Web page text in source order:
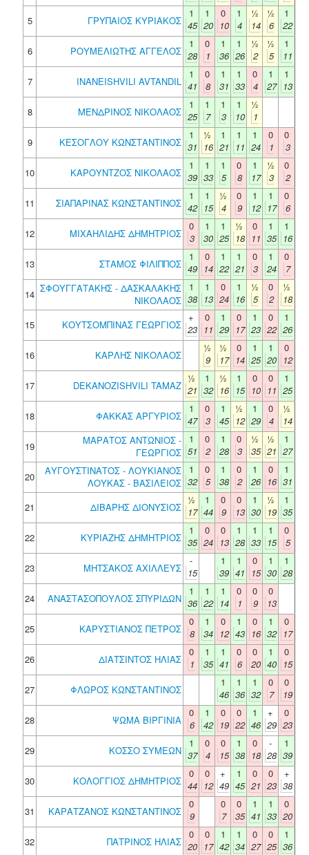
5
ΓΡΥΠΑΙΟΣ ΚΥΡΙΑΚΟΣ
1
45
1
20
0
10
1
4
½
14
½
6
1
22
6
ΡΟΥΜΕΛΙΩΤΗΣ ΑΓΓΕΛΟΣ
1
28
0
1
1
36
1
26
½
2
½
5
1
11
7
INANEISHVILI AVTANDIL
1
41
0
8
1
31
1
33
0
4
1
27
1
13
8
ΜΕΝΔΡΙΝΟΣ ΝΙΚΟΛΑΟΣ
1
25
1
7
1
3
1
10
½
1
9
ΚΕΣΟΓΛΟΥ ΚΩΝΣΤΑΝΤΙΝΟΣ
1
31
½
16
1
21
1
11
1
24
0
1
0
3
10
ΚΑΡΟΥΝΤΖΟΣ ΝΙΚΟΛΑΟΣ
1
39
1
33
1
5
0
8
1
17
½
3
0
2
11
ΣΙΑΠΑΡΙΝΑΣ ΚΩΝΣΤΑΝΤΙΝΟΣ
1
42
1
15
½
4
0
9
1
12
1
17
0
6
12
ΜΙΧΑΗΛΙΔΗΣ ΔΗΜΗΤΡΙΟΣ
0
3
1
30
1
25
½
18
0
11
1
35
1
16
13
ΣΤΑΜΟΣ ΦΙΛΙΠΠΟΣ
1
49
0
14
1
22
1
21
0
3
1
24
0
7
14 ΣΦΟΥΓΓΑΤΑΚΗΣ - ΔΑΣΚΑΛΑΚΗΣ
ΝΙΚΟΛΑΟΣ
1
38
1
13
0
24
1
16
½
5
0
2
½
18
15
ΚΟΥΤΣΟΜΠΙΝΑΣ ΓΕΩΡΓΙΟΣ
+
23
0
11
1
29
0
17
1
23
0
22
1
26
16
ΚΑΡΛΗΣ ΝΙΚΟΛΑΟΣ
½
9
½
17
0
14
1
25
1
20
0
12
17
DEKANOZISHVILI TAMAZ
½
21
1
32
½
16
1
15
0
10
0
11
1
25
18
ΦΑΚΚΑΣ ΑΡΓΥΡΙΟΣ
1
47
0
3
1
45
½
12
1
29
0
4
½
14
19
ΜΑΡΑΤΟΣ ΑΝΤΩΝΙΟΣ -
ΓΕΩΡΓΙΟΣ
1
51
0
2
1
28
0
3
½
35
½
21
1
27
20
ΑΥΓΟΥΣΤΙΝΑΤΟΣ - ΛΟΥΚΙΑΝΟΣ
ΛΟΥΚΑΣ - ΒΑΣΙΛΕΙΟΣ
1
32
0
5
1
38
0
2
1
26
0
16
1
31
21
ΔΙΒΑΡΗΣ ΔΙΟΝΥΣΙΟΣ
½
17
1
44
0
9
0
13
1
30
½
19
1
35
22
ΚΥΡΙΑΖΗΣ ΔΗΜΗΤΡΙΟΣ
1
35
0
24
0
13
1
28
1
33
1
15
0
5
23
ΜΗΤΣΑΚΟΣ ΑΧΙΛΛΕΥΣ
-
15
1
39
1
41
0
15
1
30
1
28
24
ΑΝΑΣΤΑΣΟΠΟΥΛΟΣ ΣΠΥΡΙΔΩΝ
1
36
1
22
1
14
0
1
0
9
0
13
25
ΚΑΡΥΣΤΙΑΝΟΣ ΠΕΤΡΟΣ
0
8
1
34
0
12
1
43
0
16
1
32
0
17
26
ΔΙΑΤΣΙΝΤΟΣ ΗΛΙΑΣ
0
1
1
35
1
41
0
6
0
20
1
40
0
15
27
ΦΛΩΡΟΣ ΚΩΝΣΤΑΝΤΙΝΟΣ
1
46
1
36
1
32
0
7
0
19
28
ΨΩΜΑ ΒΙΡΓΙΝΙΑ
0
6
1
42
0
19
0
22
1
46
+
29
0
23
29
ΚΟΣΣΟ ΣΥΜΕΩΝ
1
37
0
4
0
15
1
38
0
18
-
28
1
39
30
ΚΟΛΟΓΓΙΟΣ ΔΗΜΗΤΡΙΟΣ
0
44
0
12
+
49
1
45
0
21
0
23
+
38
31
ΚΑΡΑΤΖΑΝΟΣ ΚΩΝΣΤΑΝΤΙΝΟΣ
0
9
0
7
0
35
1
41
1
33
0
20
32
ΠΑΤΡΙΝΟΣ ΗΛΙΑΣ
0
20
0
17
1
42
1
34
0
27
0
25
1
36